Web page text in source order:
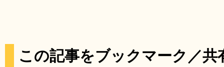
この記事をブックマーク／共